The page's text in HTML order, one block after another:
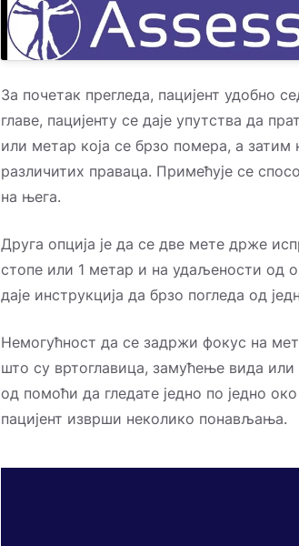
За почетак прегледа, пацијент удобно
главе, пацијенту се даје упутства да
или метар која се брзо помера, а
различитих праваца. Примећује се
на њега.
Друга опција је да се две мете држе
стопе или 1 метар и на удаљености од
даје инструкција да брзо погледа од
Немогућност да се задржи фокус на
што су вртоглавица, замућење вида
од помоћи да гледате једно по једно
пацијент изврши неколико понављања.